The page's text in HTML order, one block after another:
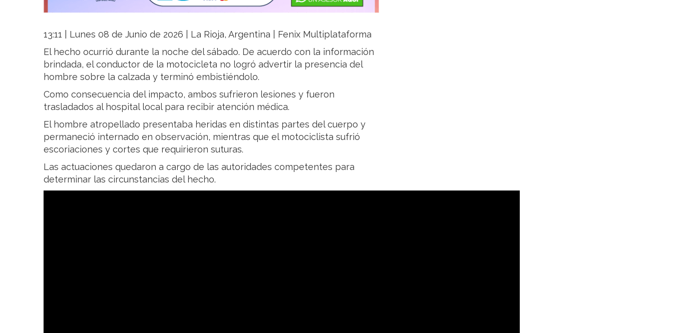
13:11 | Lunes 08 de Junio de 2026 | La Rioja, Argentina | Fenix Multiplataforma
El hecho ocurrió durante la noche del sábado. De acuerdo con la información
brindada, el conductor de la motocicleta no logró advertir la presencia del
hombre sobre la calzada y terminó embistiéndolo.
Como consecuencia del impacto, ambos sufrieron lesiones y fueron
trasladados al hospital local para recibir atención médica.
El hombre atropellado presentaba heridas en distintas partes del cuerpo y
permaneció internado en observación, mientras que el motociclista sufrió
escoriaciones y cortes que requirieron suturas.
Las actuaciones quedaron a cargo de las autoridades competentes para
determinar las circunstancias del hecho.